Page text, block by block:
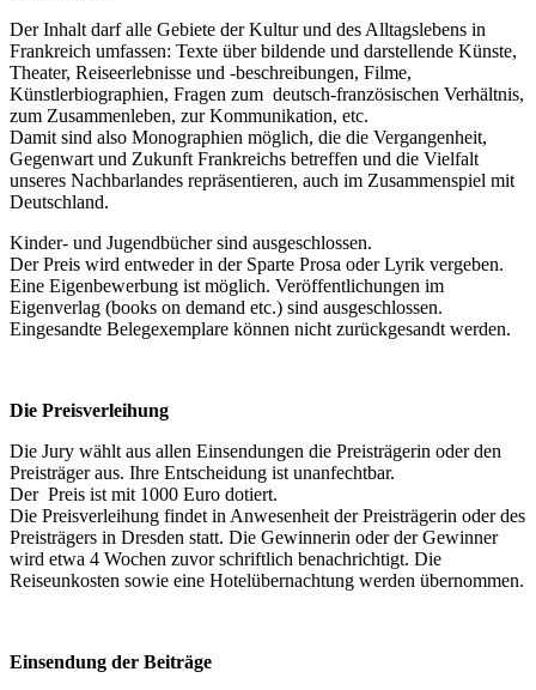
Der Inhalt darf alle Gebiete der Kultur und des Alltagslebens in
Frankreich umfassen: Texte über bildende und darstellende Künste,
Theater, Reiseerlebnisse und -beschreibungen, Filme,
Künstlerbiographien, Fragen zum deutsch-französischen Verhältnis,
zum Zusammenleben, zur Kommunikation, etc.
Damit sind also Monographien möglich, die die Vergangenheit,
Gegenwart und Zukunft Frankreichs betreffen und die Vielfalt
unseres Nachbarlandes repräsentieren, auch im Zusammenspiel mit
Deutschland.
Kinder- und Jugendbücher sind ausgeschlossen.
Der Preis wird entweder in der Sparte Prosa oder Lyrik vergeben.
Eine Eigenbewerbung ist möglich. Veröffentlichungen im
Eigenverlag (books on demand etc.) sind ausgeschlossen.
Eingesandte Belegexemplare können nicht zurückgesandt werden.
Die Preisverleihung
Die Jury wählt aus allen Einsendungen die Preisträgerin oder den
Preisträger aus. Ihre Entscheidung ist unanfechtbar.
Der Preis ist mit 1000 Euro dotiert.
Die Preisverleihung findet in Anwesenheit der Preisträgerin oder des
Preisträgers in Dresden statt. Die Gewinnerin oder der Gewinner
wird etwa 4 Wochen zuvor schriftlich benachrichtigt. Die
Reiseunkosten sowie eine Hotelübernachtung werden übernommen.
Einsendung der Beiträge